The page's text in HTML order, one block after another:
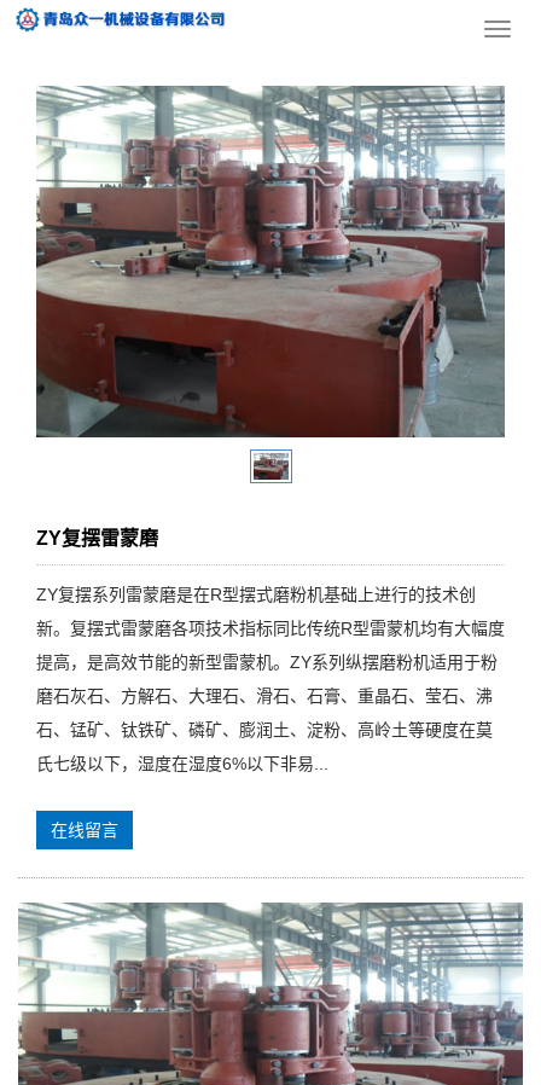
导
单
您的位置： 网站首页>产品展示 >ZY复摆雷蒙磨
ZY复摆雷蒙磨
ZY复摆系列雷蒙磨是在R型摆式磨粉机基础上进行的技术创
新。复摆式雷蒙磨各项技术指标同比传统R型雷蒙机均有大幅度
提高，是高效节能的新型雷蒙机。ZY系列纵摆磨粉机适用于粉
磨石灰石、方解石、大理石、滑石、石膏、重晶石、莹石、沸
石、锰矿、钛铁矿、磷矿、膨润土、淀粉、高岭土等硬度在莫
氏七级以下，湿度在湿度6%以下非易...
在线留言